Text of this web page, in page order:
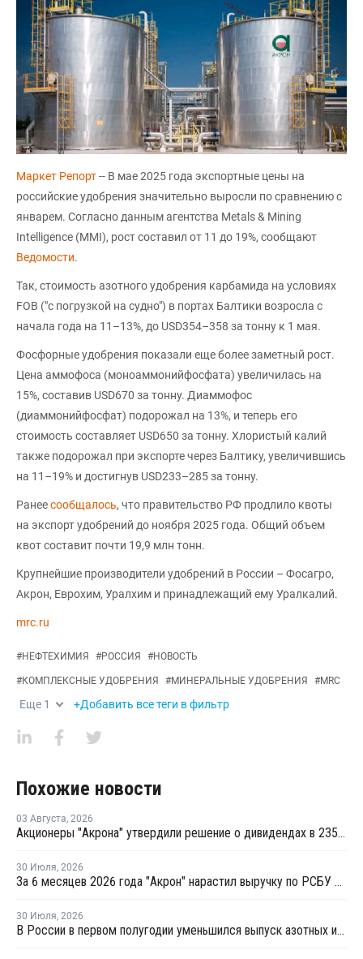
Маркет Репорт-- В мае 2025 года экспортные цены на
российские удобрения значительно выросли по сравнению с
январем. Согласно данным агентства Metals & Mining
Intelligence (MMI), рост составил от 11 до 19%, сообщают
Ведомости.
Так, стоимость азотного удобрения карбамида на условиях
FOB ("с погрузкой на судно") в портах Балтики возросла с
начала года на 11–13%, до USD354–358 за тонну к 1 мая.
Фосфорные удобрения показали еще более заметный рост.
Цена аммофоса (моноаммонийфосфата) увеличилась на
15%, составив USD670 за тонну. Диаммофос
(диаммонийфосфат) подорожал на 13%, и теперь его
стоимость составляет USD650 за тонну. Хлористый калий
также подорожал при экспорте через Балтику, увеличившись
на 11–19% и достигнув USD233–285 за тонну.
Ранеесообщалось, что правительство РФ продлило квоты
на экспорт удобрений до ноября 2025 года. Общий объем
квот составит почти 19,9 млн тонн.
Крупнейшие производители удобрений в России – Фосагро,
Акрон, Еврохим, Уралхим и принадлежащий ему Уралкалий.
mrc.ru
#НЕФТЕХИМИЯ #РОССИЯ #НОВОСТЬ
#КОМПЛЕКСНЫЕ УДОБРЕНИЯ #МИНЕРАЛЬНЫЕ УДОБРЕНИЯ #MRC
Еще 1 +Добавить все теги в фильтр
Похожие новости
03 Августа, 2026
Акционеры "Акрона" утвердили решение о дивидендах в 235 рублей на акцию
30 Июля, 2026
За 6 месяцев 2026 года "Акрон" нарастил выручку по РСБУ на 1,3%
30 Июля, 2026
В России в первом полугодии уменьшился выпуск азотных и фосфорных удобрений